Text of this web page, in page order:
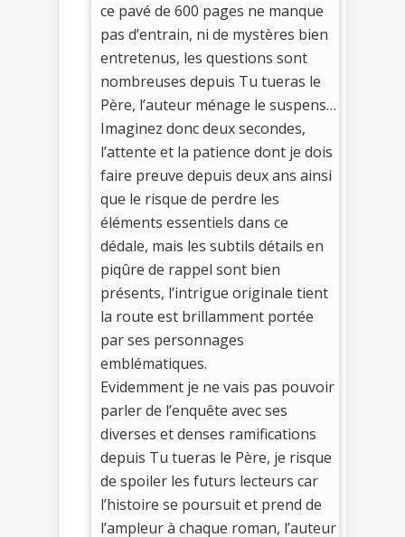
ce pavé de 600 pages ne manque
pas d’entrain, ni de mystères bien
entretenus, les questions sont
nombreuses depuis Tu tueras le
Père, l’auteur ménage le suspens…
Imaginez donc deux secondes,
l’attente et la patience dont je dois
faire preuve depuis deux ans ainsi
que le risque de perdre les
éléments essentiels dans ce
dédale, mais les subtils détails en
piqûre de rappel sont bien
présents, l’intrigue originale tient
la route est brillamment portée
par ses personnages
emblématiques.
Evidemment je ne vais pas pouvoir
parler de l’enquête avec ses
diverses et denses ramifications
depuis Tu tueras le Père, je risque
de spoiler les futurs lecteurs car
l’histoire se poursuit et prend de
l’ampleur à chaque roman, l’auteur